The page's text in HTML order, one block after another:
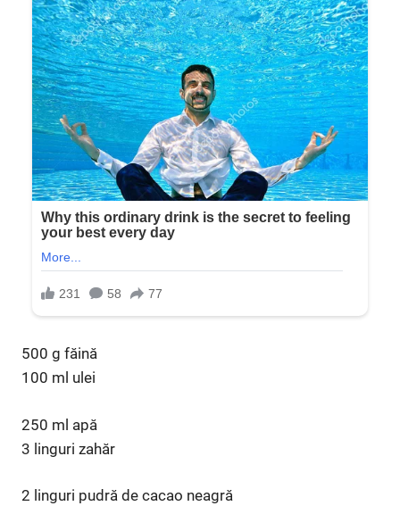
500 g făină
100 ml ulei
250 ml apă
3 linguri zahăr
2 linguri pudră de cacao neagră